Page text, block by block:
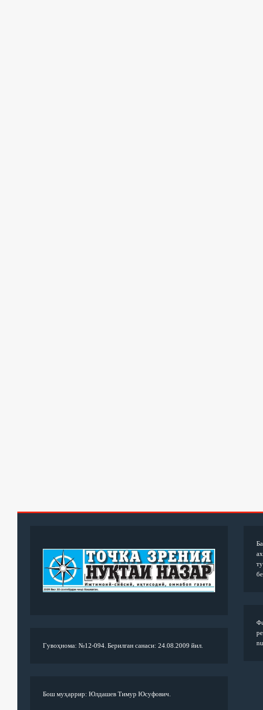
Гувоҳнома: №12-094. Берилган санаси: 24.08.2009 йил.
Бош муҳаррир: Юлдашев Тимур Юсуфович.